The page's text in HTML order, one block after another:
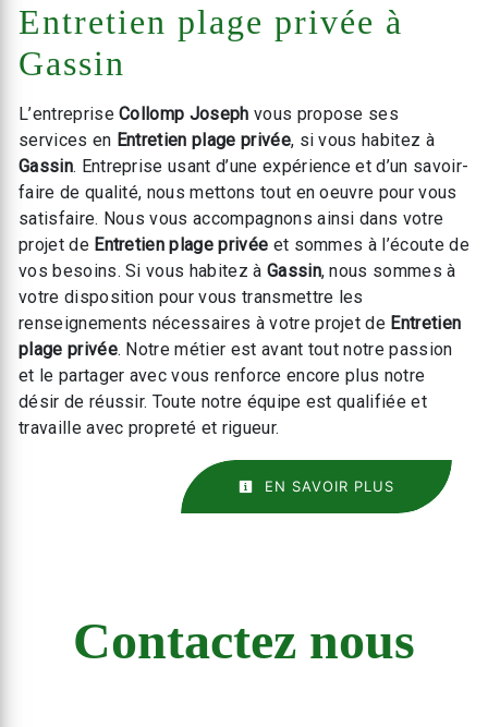
Entretien plage privée à
Gassin
L’entrepriseCollomp Joseph vous propose ses
services en Entretien plage privée, si vous habitez à
Gassin. Entreprise usant d’une expérience et d’un savoir-
faire de qualité, nous mettons tout en oeuvre pour vous
satisfaire. Nous vous accompagnons ainsi dans votre
projet de Entretien plage privée et sommes à l’écoute de
vos besoins. Si vous habitez à Gassin, nous sommes à
votre disposition pour vous transmettre les
renseignements nécessaires à votre projet de Entretien
plage privée. Notre métier est avant tout notre passion
et le partager avec vous renforce encore plus notre
désir de réussir. Toute notre équipe est qualifiée et
travaille avec propreté et rigueur.
EN SAVOIR PLUS
Contactez nous